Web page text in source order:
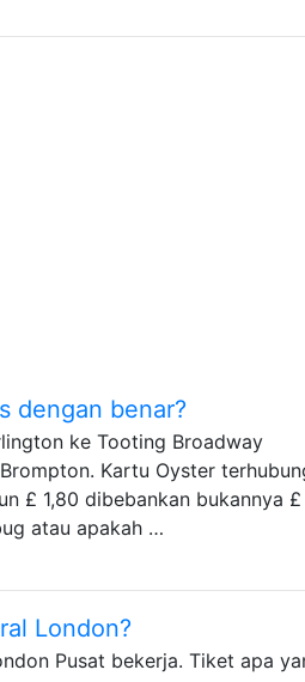
dengan benar?
ke Tooting Broadway
Kartu Oyster
£ 1,80 dibebankan bukannya £
atau apakah …
London?
Pusat bekerja. Tiket apa